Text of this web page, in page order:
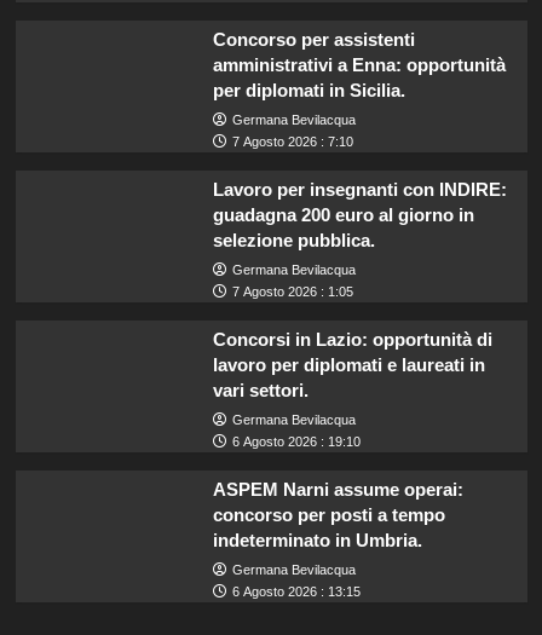
Concorso per assistenti
amministrativi a Enna: opportunità
per diplomati in Sicilia.
Germana Bevilacqua
7 Agosto 2026 : 7:10
Lavoro per insegnanti con INDIRE:
guadagna 200 euro al giorno in
selezione pubblica.
Germana Bevilacqua
7 Agosto 2026 : 1:05
Concorsi in Lazio: opportunità di
lavoro per diplomati e laureati in
vari settori.
Germana Bevilacqua
6 Agosto 2026 : 19:10
ASPEM Narni assume operai:
concorso per posti a tempo
indeterminato in Umbria.
Germana Bevilacqua
6 Agosto 2026 : 13:15